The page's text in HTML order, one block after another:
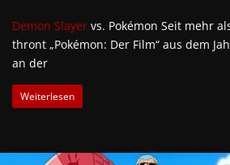
Demon Slayer vs. Pokémon Seit mehr
thront „Pokémon: Der Film“ aus dem
an der
Weiterlesen